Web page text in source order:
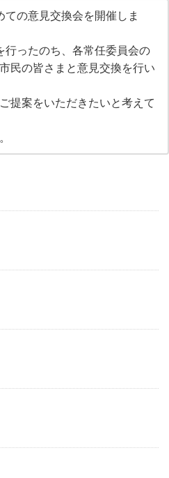
の意見交換会を開催しま
行ったのち、各常任委員会の
民の皆さまと意見交換を行い
提案をいただきたいと考えて